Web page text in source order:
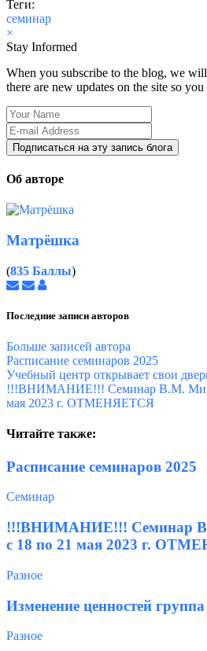
Теги:
семинар
×
Stay Informed
When you subscribe to the blog, we
there are new updates on the site so
Your
Name
E-
mail
Address
Подписаться на эту запись блога
Об авторе
Матрёшка
(835 Баллы)
Подписаться
обновление
Отписаться
обновления
Матрёшка
Последние записи авторов
Больше записей автора
Расписание семинаров 2025
Учебный центр открывает свои
!!!ВНИМАНИЕ!!! Семинар В.М.
мая 2023 г. ОТМЕНЯЕТСЯ
Читайте также:
Расписание семинаров 2025
Семинар
!!!ВНИМАНИЕ!!! Семинар
с 18 по 21 мая 2023 г.
Разное
Изменение ценностей
Разное